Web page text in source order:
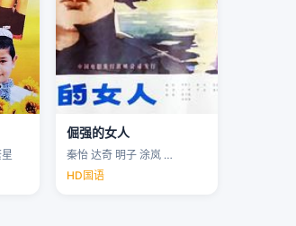
倔强的女人
秦怡 达奇 明子 涂岚 …
HD国语